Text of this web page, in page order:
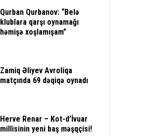
Qurban Qurbanov: “Belə
klublara qarşı oynamağı
həmişə xoşlamışam”
Zamiq Əliyev Avroliqa
matçında 69 dəqiqə oynadı
Herve Renar – Kot-d’İvuar
millisinin yeni baş məşqçisi!